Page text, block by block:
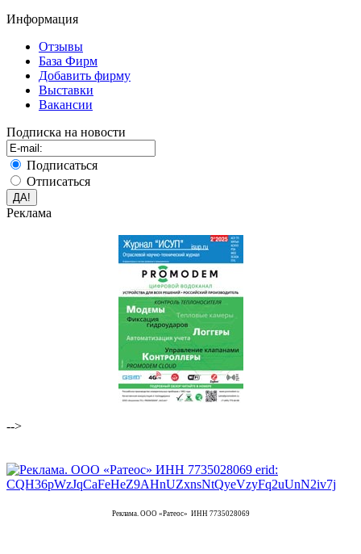
Информация
Отзывы
База Фирм
Добавить фирму
Выставки
Вакансии
Подписка на новости
Подписаться
Отписаться
Реклама
-->
Реклама. ООО «Ратеос» ИНН 7735028069